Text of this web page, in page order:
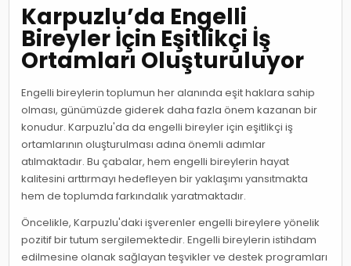
Karpuzlu’da Engelli
Bireyler İçin Eşitlikçi İş
Ortamları Oluşturuluyor
Engelli bireylerin toplumun her alanında eşit haklara sahip
olması, günümüzde giderek daha fazla önem kazanan bir
konudur. Karpuzlu'da da engelli bireyler için eşitlikçi iş
ortamlarının oluşturulması adına önemli adımlar
atılmaktadır. Bu çabalar, hem engelli bireylerin hayat
kalitesini arttırmayı hedefleyen bir yaklaşımı yansıtmakta
hem de toplumda farkındalık yaratmaktadır.
Öncelikle, Karpuzlu'daki işverenler engelli bireylere yönelik
pozitif bir tutum sergilemektedir. Engelli bireylerin istihdam
edilmesine olanak sağlayan teşvikler ve destek programları